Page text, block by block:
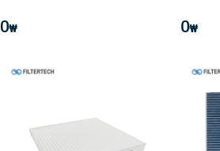
0₩ 0₩